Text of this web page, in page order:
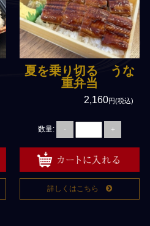
夏を乗り切る うな
重弁当
2,160円(税込)
数量: - +
詳しくはこちら